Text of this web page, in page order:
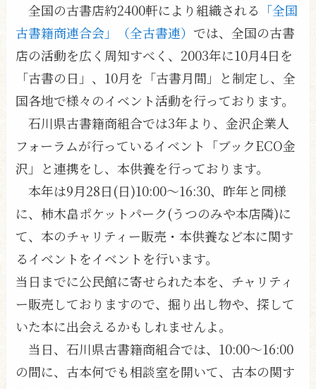
全国の古書店約2400軒により組織される 「全国
古書籍商連合会」（全古書連） では、全国の古書
店の活動を広く周知すべく、2003年に10月4日を
「古書の日」、10月を「古書月間」と制定し、全
国各地で様々のイベント活動を行っております。
石川県古書籍商組合では3年より、金沢企業人
フォーラムが行っているイベント「ブックECO金
沢」と連携をし、本供養を行っております。
本年は9月28日(日)10:00〜16:30、昨年と同様
に、柿木畠ポケットパーク(うつのみや本店隣)に
て、本のチャリティー販売・本供養など本に関す
るイベントをイベントを行います。
当日までに公民館に寄せられた本を、チャリティ
ー販売しておりますので、掘り出し物や、探して
いた本に出会えるかもしれませんよ。
当日、石川県古書籍商組合では、10:00〜16:00
の間に、古本何でも相談室を開いて、古本の関す